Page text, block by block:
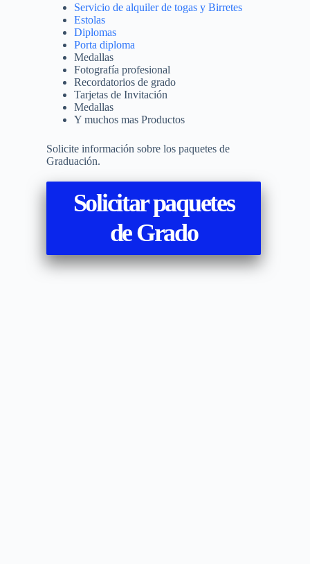
Servicio de alquiler de togas y Birretes
Estolas
Diplomas
Porta diploma
Medallas
Fotografía profesional
Recordatorios de grado
Tarjetas de Invitación
Medallas
Y muchos mas Productos
Solicite información sobre los paquetes de
Graduación.
Solicitar paquetes
de Grado